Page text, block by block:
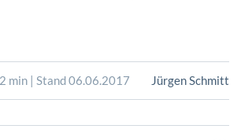
2 min | Stand 06.06.2017 Jürgen Schmitt